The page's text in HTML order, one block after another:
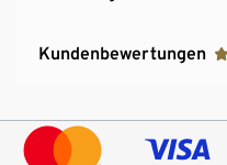
Kundenbewertungen